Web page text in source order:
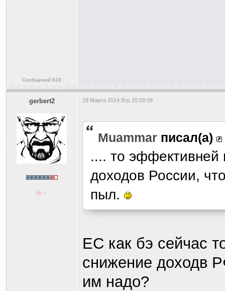
Сообщений:628
gerbert2 18 Марта 2014 Втр 20:58:09
Muammar писал(а)
.... то эффективней
доходов России,
пыл.
ЕС как бэ сейчас
снижение доходв
им надо?